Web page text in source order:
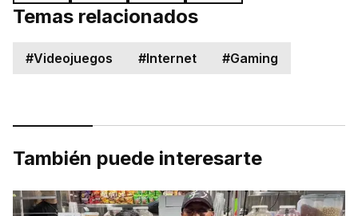
Temas relacionados
#Videojuegos #Internet #Gaming
También puede interesarte